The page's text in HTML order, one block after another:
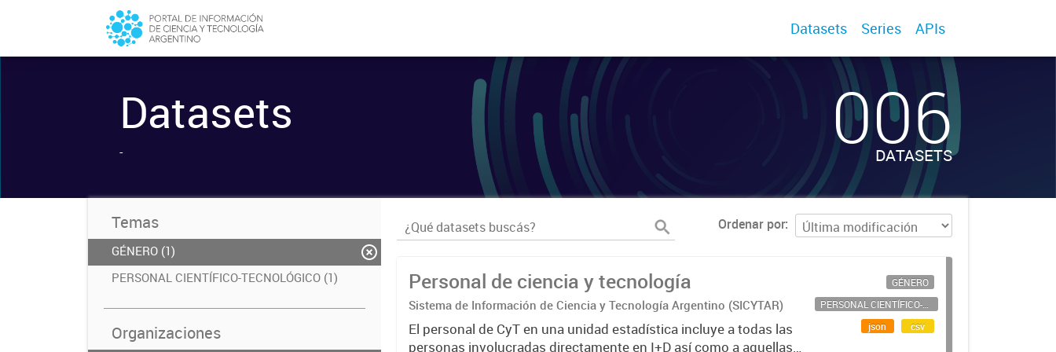
Datasets Series APIs
Datasets
- 006
DATASETS
Temas
GÉNERO (1)
PERSONAL CIENTÍFICO-TECNOLÓGICO (1)
Organizaciones
Ordenar por
Personal de ciencia y tecnología
Sistema de Información de Ciencia y Tecnología Argentino (SICYTAR)
El personal de CyT en una unidad estadística incluye a todas las
personas involucradas directamente en I+D así como a aquellas
GÉNERO
PERSONAL CIENTÍFICO-TECNOLÓGICO
json
csv